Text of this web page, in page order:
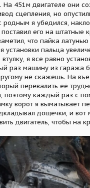
На 451м двигателе они
сцепления, но
родным я убедился,
его на штатные
что пайка
установки пальца
я все равно
раз машину из гаража
не скажешь. На
перевалить её
поэтому каждый раз с
ворот я выматывает
дощечки, и вот
двигатель, чтобы на